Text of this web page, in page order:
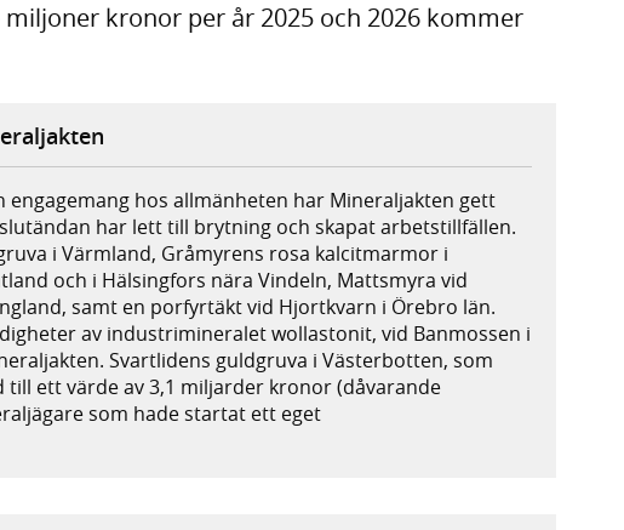
kronor per år 2025 och 2026 kommer
engagemang hos allmänheten har Mineraljakten gett
har lett till brytning och skapat arbetstillfällen.
i Värmland, Gråmyrens rosa kalcitmarmor i
och i Hälsingfors nära Vindeln, Mattsmyra vid
samt en porfyrtäkt vid Hjortkvarn i Örebro län.
av industrimineralet wollastonit, vid Banmossen i
Svartlidens guldgruva i Västerbotten, som
ett värde av 3,1 miljarder kronor (dåvarande
som hade startat ett eget